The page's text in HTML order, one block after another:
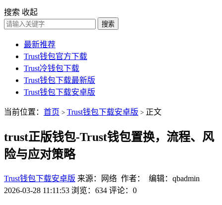
搜索 收起
搜索
最新推荐
Trust钱包官方下载
Trust冷钱包下载
Trust钱包下载最新版
Trust钱包下载安卓版
当前位置： 首页 > Trust钱包下载安卓版 > 正文
trust正版钱包-Trust钱包置换，流程、风
险与应对策略
Trust钱包下载安卓版 来源：网络 作者： 编辑：qbadmin
2026-03-28 11:11:53 浏览：634 评论：0